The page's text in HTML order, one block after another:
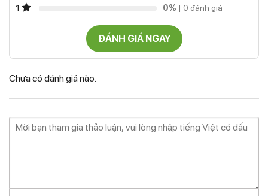
1 0% | 0 đánh giá
ĐÁNH GIÁ NGAY
Chưa có đánh giá nào.